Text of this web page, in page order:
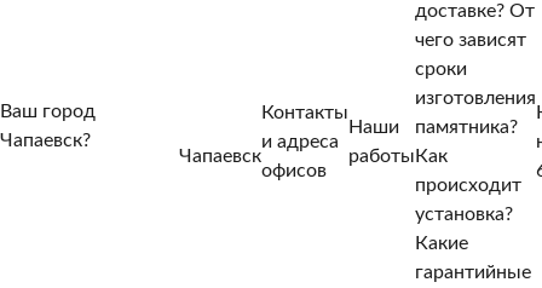
Ваш город
Чапаевск?
Чапаевск
Контакты
и адреса
офисов
Наши
работы
доставке? От
чего зависят
сроки
изготовления
памятника?
Как
происходит
установка?
Какие
гарантийные